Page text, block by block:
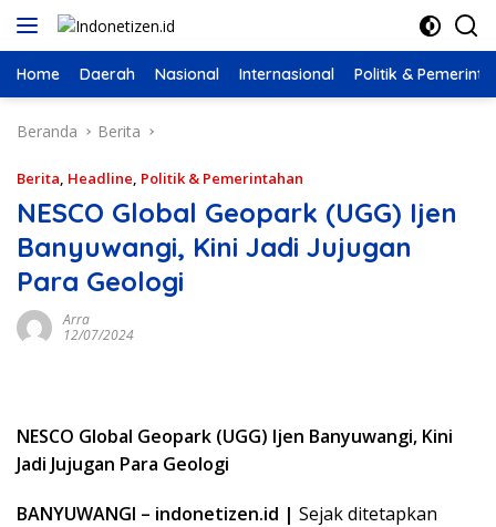
Langsung
Home Daerah Nasional Internasional Politik &
Beranda Berita
Berita, Headline, Politik & Pemerintahan
NESCO Global Geopark (UGG) Ijen
Banyuwangi, Kini Jadi Jujugan
Para Geologi
Arra
12/07/2024
NESCO Global Geopark (UGG) Ijen Banyuwangi, Kini
Jadi Jujugan Para Geologi
BANYUWANGI – indonetizen.id | Sejak ditetapkan